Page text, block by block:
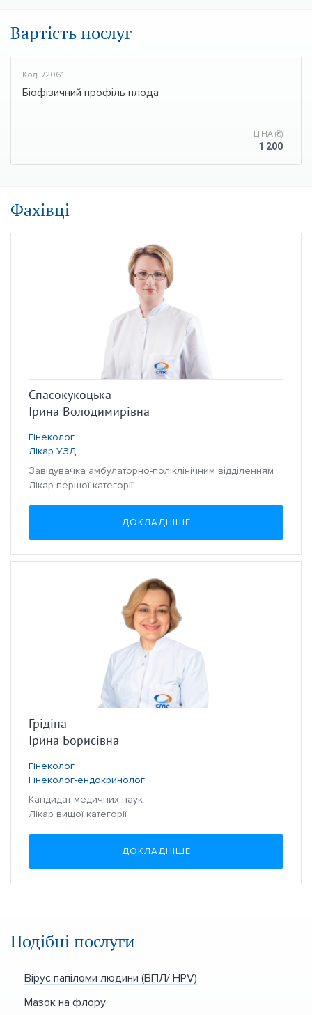
Вартість послуг
Код: 72061
Біофізичний профіль плода
ЦІНА (₴)
1 200
Фахівці
Спасокукоцька
Ірина Володимирівна
Гінеколог
Лікар УЗД
Завідувачка амбулаторно-поліклінічним відділенням
Лікар першої категорії
ДОКЛАДНІШЕ
Грідіна
Ірина Борисівна
Гінеколог
Гінеколог-ендокринолог
Кандидат медичних наук
Лікар вищої категорії
ДОКЛАДНІШЕ
Подібні послуги
Вірус папіломи людини (ВПЛ/ HPV)
Мазок на флору